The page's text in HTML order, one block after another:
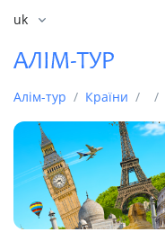
uk
Алім-тур Країни